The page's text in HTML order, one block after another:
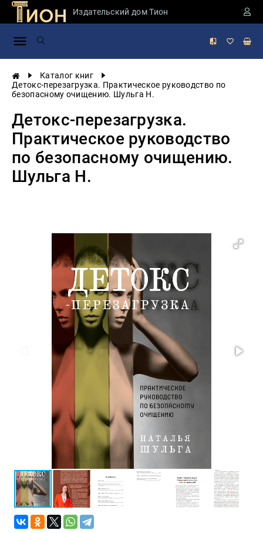
Издательский дом Тион
Каталог книг
Детокс-перезагрузка. Практическое руководство по
безопасному очищению. Шульга Н.
Детокс-перезагрузка.
Практическое руководство
по безопасному очищению.
Шульга Н.
Занимательная
России
Мировая
Экономика
и
Учебная
Публицистика
Проза
непознанное
Философия
Военная
история
Политика
Религия
Разное
Кухня,
гастрономия,
кулинария